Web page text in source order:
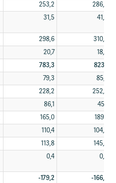
253,2
286,2
31,5 41,3
298,6
310,5
20,7
18,6
783,3
823,1
79,3
85,4
228,2
252,3
86,1
45,1
165,0
189,7
110,4
104,5
113,8
145,5
0,4 0,6
-179,2 -166,6